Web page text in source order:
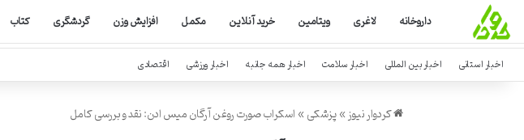
داروخانه لاغری ویتامین خرید آنلاین مکمل افزایش وزن گردشگری کتاب
اخبار استانی اخبار بین المللی اخبار سلامت اخبار همه جانبه اخبار ورزشی اقتصادی
کردوار نیوز»پزشکی»اسکراب صورت روغن آرگان میس ادن: نقد و بررسی کامل